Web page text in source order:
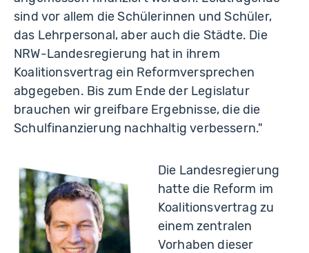
sind vor allem die Schülerinnen und Schüler,
das Lehrpersonal, aber auch die Städte. Die
NRW-Landesregierung hat in ihrem
Koalitionsvertrag ein Reformversprechen
abgegeben. Bis zum Ende der Legislatur
brauchen wir greifbare Ergebnisse, die die
Schulfinanzierung nachhaltig verbessern."
Die Landesregierung
hatte die Reform im
Koalitionsvertrag zu
einem zentralen
Vorhaben dieser